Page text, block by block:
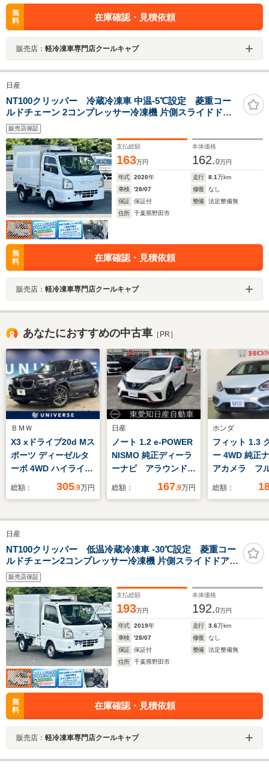
無
料
在庫確認・見積依頼
販売店： 軽冷凍車専門店クールキャブ
日産
NT100クリッパー 冷蔵冷凍車 中温-5℃設定 菱重コー
ルドチェーン 2コンプレッサー冷凍機 片側スライドドア
リヤワンタッチ扉 社外Bluetoothオーディオ バックカメ
ラ ETC 助手席エアバッグ ABS 樹脂製スノコ 90度ストッ
パー 庫内ライト
販売店保証
支払総額
163万円
本体価格
162.0万円
年式 2020年 走行 8.1万km
車検
'28/07 修復
なし
保証
保証付 整備
法定整備無
住所
千葉県野田市
無
料
在庫確認・見積依頼
販売店： 軽冷凍車専門店クールキャブ
あなたにおすすめの中古車 ［PR］
ＢＭＷ
X3 xドライブ20d Mス
ポーツ ディーゼルタ
ーボ 4WD ハイライン
パッケージ アンビエ
プラス ドライビング
アシストプラス 茶革
シート 全席シートヒ
ーター ヘッドアップ
ディスプレイ アダプ
ティブLEDヘッドラン
プ
総額： 305.9万円
日産
ノート 1.2 e-POWER
NISMO 純正ディーラ
ーナビ アラウンドビ
ューモニター ETC
エアコン リヤフォグ
ト 専用シート 純正
アルミ オートライ
キー
総額： 167.9万円
ホンダ
フィット 1.3
ー 4WD 純正
アカメラ フ
総額：
日産
NT100クリッパー 低温冷蔵冷凍車 -30℃設定 菱重コー
ルドチェーン2コンプレッサー冷凍機 片側スライドドア
リヤロックロッド扉 バックカメラ 助手席エアバッグ
ABS 左右90度ストッパー 保冷カーテン 樹脂製スノコ 庫
内ライト 荷箱カギ
販売店保証
支払総額
193万円
本体価格
192.0万円
年式 2019年 走行 3.6万km
車検
'28/07 修復
なし
保証
保証付 整備
法定整備無
住所
千葉県野田市
無
料
在庫確認・見積依頼
販売店： 軽冷凍車専門店クールキャブ